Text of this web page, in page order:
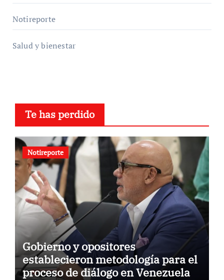
Notireporte
Salud y bienestar
Te has perdido
Notireporte
Gobierno y opositores
establecieron metodología para el
proceso de diálogo en Venezuela